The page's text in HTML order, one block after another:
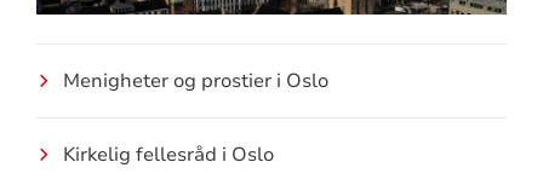
Menigheter og prostier i Oslo
Kirkelig fellesråd i Oslo